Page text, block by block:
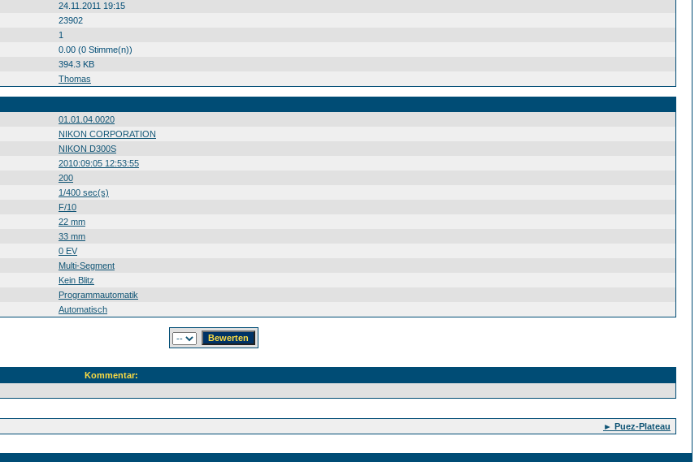
24.11.2011 19:15
23902
1
0.00 (0 Stimme(n))
394.3 KB
Thomas
01.01.04.0020
NIKON CORPORATION
NIKON D300S
2010:09:05 12:53:55
200
1/400 sec(s)
F/10
22 mm
33 mm
0 EV
Multi-Segment
Kein Blitz
Programmautomatik
Automatisch
Kommentar:
► Puez-Plateau